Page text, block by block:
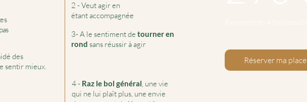
des
sentir mieux.
2 - Veut agir en
étantaccompagnée
3- A le sentiment de tourner en
rond sans réussir à agir
4 - Raz le bol général, une vie
qui ne lui plaît plus, une envie
Réserver ma place